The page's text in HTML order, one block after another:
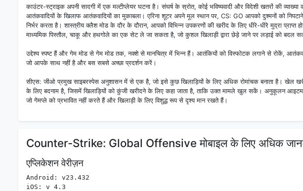
काउंटर-स्ट्राइक अपनी सादगी में एक मल्टीप्लेयर घटना है। संघर्ष के स्रोत, कोई भविष्यवादी और विदेशी खतरों की
आतंकवादियों के खिलाफ आतंकवादियों का मुकाबला। एरिना शूटर अपने मूल स्थान पर, CS: GO आपको दुश्मनों को
निर्भर करता है। शास्त्रीय क्लैश मोड के दौर के दौरान, आपको विभिन्न उपकरणों की खरीद के लिए धीरे-धीरे मुद्रा प्राप्त
माध्यमिक पिस्तौल, चाकू और हथगोले का एक सेट ले जा सकता है, जो कुशल खिलाड़ी द्वारा छेड़े जाने पर लड़ाई को बदल
उद्देश्य स्पष्ट हैं और गेम मोड से गेम मोड तक, नक्शे से मानचित्र में भिन्न हैं। आतंकियों को विस्फोटक लगाने से रोकें,
जो आपके साथ नहीं है और बस सबसे अच्छा प्रदर्शन करें।
सीएस: जीओ प्रमुख साइबरस्पेस अनुशासन में से एक है, जो इसे कुछ खिलाड़ियों के लिए अधिक रोमांचक बनाता है। खेल
के लिए बदनाम है, जिसमें खिलाड़ियों को कुंजी खरीदने के लिए कहा जाता है, ताकि उक्त मामले खुल सकें। अनुकूलन आइटम
जो गेमप्ले को प्रभावित नहीं करते हैं और खिलाड़ी के लिए विशुद्ध रूप से दृश्य मान रखते हैं।
Counter-Strike: Global Offensive मोबाइल के लिए अधिक
एप्लिकेशन वेरीज़न
Android: v23.432
iOS: v 4.3